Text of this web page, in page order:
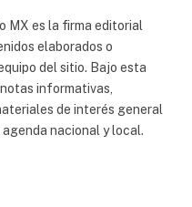
MX es la firma editorial
elaborados o
del sitio. Bajo esta
informativas,
de interés general
nacional y local.